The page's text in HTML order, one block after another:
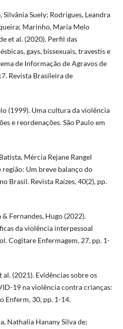
Suely; Rodrigues, Leandra
Marinho, Maria Melo
et al. (2020). Perfil das
gays, bissexuais, travestis e
de Informação de Agravos de
Revista Brasileira de
(1999). Uma cultura da violência
e reordenações. São Paulo em
Mércia Rejane Rangel
Um breve balanço do
Brasil. Revista Raízes, 40(2), pp.
Fernandes, Hugo (2022).
da violência interpessoal
Cogitare Enfermagem, 27, pp. 1-
(2021). Evidências sobre os
19 na violência contra crianças:
Enferm, 30, pp. 1-14.
Nathalia Hanany Silva de;